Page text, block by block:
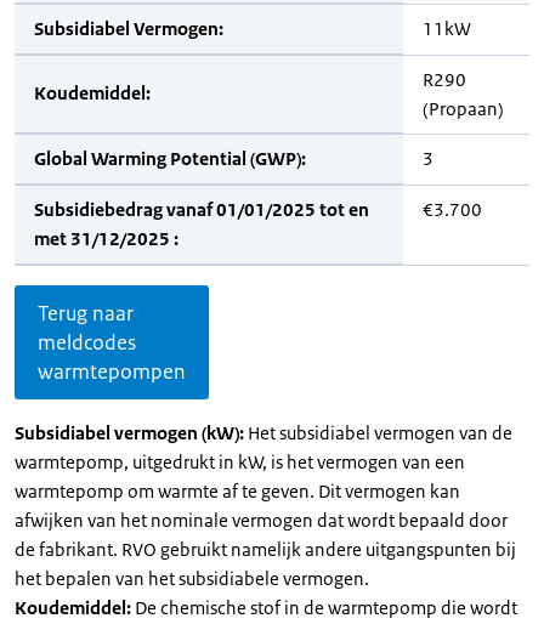
Subsidiabel Vermogen: 11kW
Koudemiddel:
R290
(Propaan)
Global Warming Potential (GWP): 3
Subsidiebedrag vanaf 01/01/2025 tot en
met 31/12/2025 :
€3.700
Terug naar
meldcodes
warmtepompen
Subsidiabel vermogen (kW): Het subsidiabel vermogen van de
warmtepomp, uitgedrukt in kW, is het vermogen van een
warmtepomp om warmte af te geven. Dit vermogen kan
afwijken van het nominale vermogen dat wordt bepaald door
de fabrikant. RVO gebruikt namelijk andere uitgangspunten bij
het bepalen van het subsidiabele vermogen.
Koudemiddel: De chemische stof in de warmtepomp die wordt